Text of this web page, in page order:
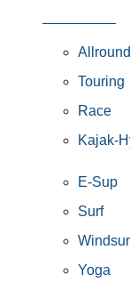
Allround
Touring
Race
Kajak-
E-Sup
Surf
Yoga